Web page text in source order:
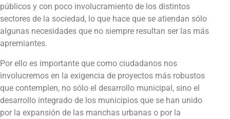
públicos y con poco involucramiento de los distintos
sectores de la sociedad, lo que hace que se atiendan sólo
algunas necesidades que no siempre resultan ser las más
apremiantes.
Por ello es importante que como ciudadanos nos
involucremos en la exigencia de proyectos más robustos
que contemplen, no sólo el desarrollo municipal, sino el
desarrollo integrado de los municipios que se han unido
por la expansión de las manchas urbanas o por la